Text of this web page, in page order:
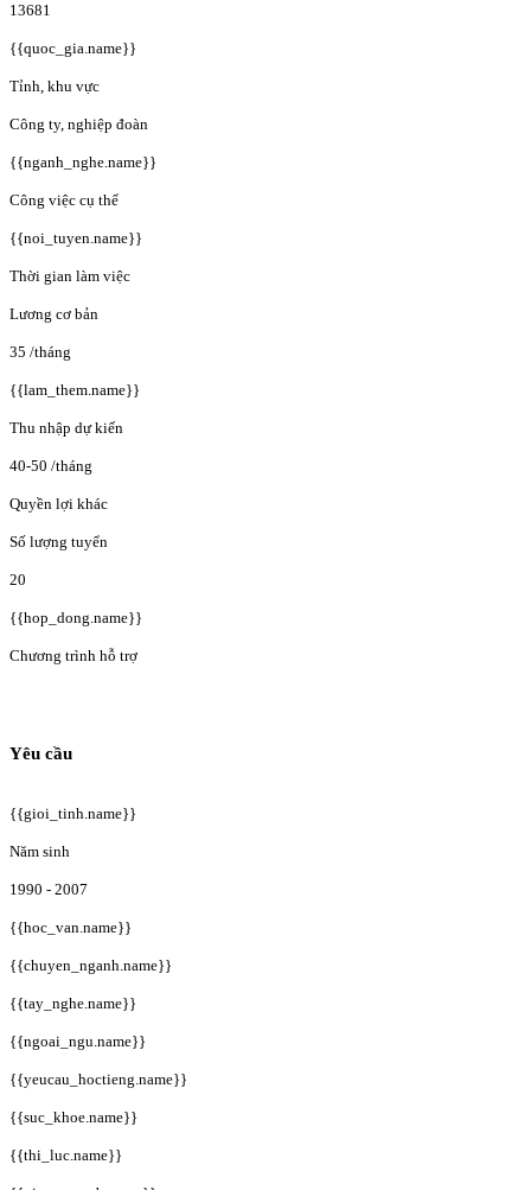
13681
{{quoc_gia.name}}
Tỉnh, khu vực
Công ty, nghiệp đoàn
{{nganh_nghe.name}}
Công việc cụ thể
{{noi_tuyen.name}}
Thời gian làm việc
Lương cơ bản
35 /tháng
{{lam_them.name}}
Thu nhập dự kiến
40-50 /tháng
Quyền lợi khác
Số lượng tuyển
20
{{hop_dong.name}}
Chương trình hỗ trợ
Yêu cầu
{{gioi_tinh.name}}
Năm sinh
1990 - 2007
{{hoc_van.name}}
{{chuyen_nganh.name}}
{{tay_nghe.name}}
{{ngoai_ngu.name}}
{{yeucau_hoctieng.name}}
{{suc_khoe.name}}
{{thi_luc.name}}